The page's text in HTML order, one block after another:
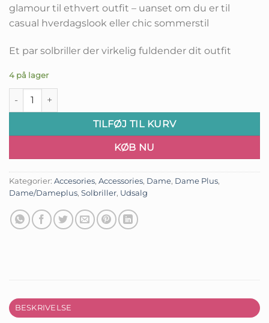
glamour til ethvert outfit – uanset om du er til
casual hverdagslook eller chic sommerstil
Et par solbriller der virkelig fuldender dit outfit
4 på lager
Monaco Luxe Solbriller antal
TILFØJ TIL KURV
KØB NU
Kategorier: Accesories, Accessories, Dame, Dame Plus,
Dame/Dameplus, Solbriller, Udsalg
BESKRIVELSE